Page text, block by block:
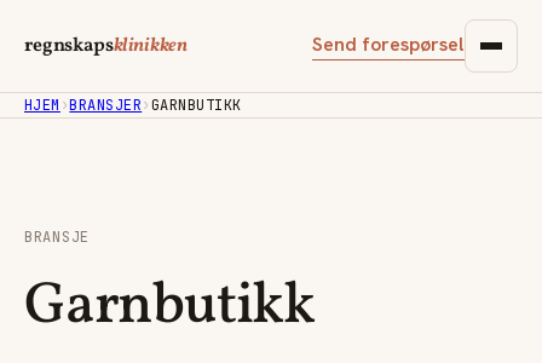
regnskapsklinikken Send forespørsel
HJEM ›BRANSJER›GARNBUTIKK
BRANSJE
Garnbutikk